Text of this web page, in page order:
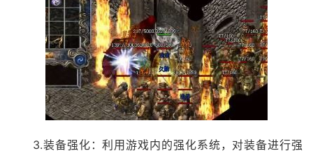
3.装备强化：利用游戏内的强化系统，对装备进行强